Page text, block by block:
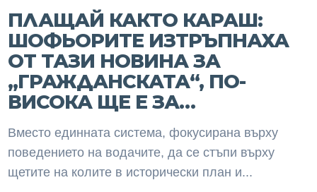
ПЛАЩАЙ КАКТО КАРАШ:
ШОФЬОРИТЕ ИЗТРЪПНАХА
ОТ ТАЗИ НОВИНА ЗА
„ГРАЖДАНСКАТА“, ПО-
ВИСОКА ЩЕ Е ЗА…
Вместо единната система, фокусирана върху
поведението на водачите, да се стъпи върху
щетите на колите в исторически план и...